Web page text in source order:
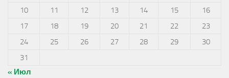
10
11 12 13 14 15
16
17
18 19 20 21 22
23
24
25 26 27 28 29
30
31
« Июл